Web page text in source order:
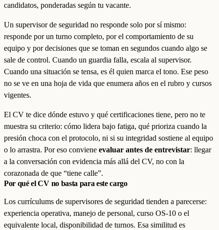
candidatos, ponderadas según tu vacante.
Un supervisor de seguridad no responde solo por sí mismo:
responde por un turno completo, por el comportamiento de su
equipo y por decisiones que se toman en segundos cuando algo se
sale de control. Cuando un guardia falla, escala al supervisor.
Cuando una situación se tensa, es él quien marca el tono. Ese peso
no se ve en una hoja de vida que enumera años en el rubro y cursos
vigentes.
El CV te dice dónde estuvo y qué certificaciones tiene, pero no te
muestra su criterio: cómo lidera bajo fatiga, qué prioriza cuando la
presión choca con el protocolo, ni si su integridad sostiene al equipo
o lo arrastra. Por eso conviene evaluar antes de entrevistar: llegar
a la conversación con evidencia más allá del CV, no con la
corazonada de que “tiene calle”.
Por qué el CV no basta para este cargo
Los currículums de supervisores de seguridad tienden a parecerse:
experiencia operativa, manejo de personal, curso OS-10 o el
equivalente local, disponibilidad de turnos. Esa similitud es